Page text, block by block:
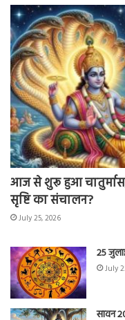
आज से शुरू हुआ
सृष्टि का संचालन?
July 25, 2026
25
July
सावन